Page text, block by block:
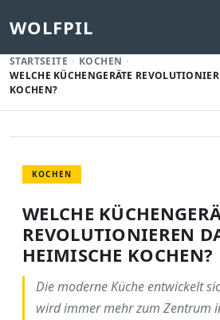
WOLFPIL
STARTSEITE
KOCHEN
WELCHE KÜCHENGERÄTE
KOCHEN?
KOCHEN
WELCHE
REVOLUTIONIEREN
HEIMISCHE KOCHEN?
Die moderne Küche entwickelt
wird immer mehr zum Zentrum